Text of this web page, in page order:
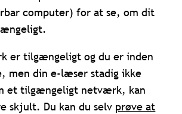
computer) for at se, om dit
er tilgængeligt og du er inden
men din e-læser stadig ikke
et tilgængeligt netværk, kan
skjult. Du kan du selv prøve at